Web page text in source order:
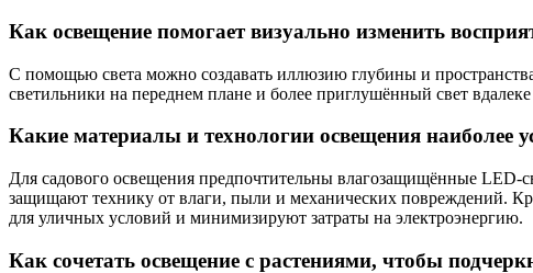
Как освещение помогает визуально изменить
С помощью света можно создавать иллюзию глубины и
светильники на переднем плане и более приглушённый свет
Какие материалы и технологии освещения наиболее
Для садового освещения предпочтительны влагозащищённые
защищают технику от влаги, пыли и механических повреждений.
для уличных условий и минимизируют затраты на электроэнергию.
Как сочетать освещение с растениями, чтобы